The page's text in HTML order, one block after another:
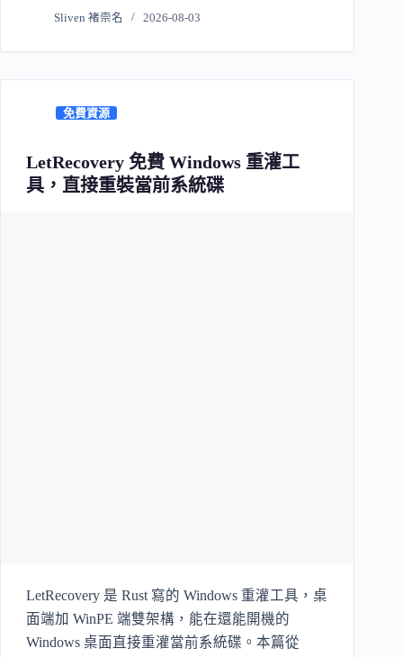
置、三種部署模式的差別、與 Claude Cowork 的
Sliven 褚崇名 2026-08-03
免費資源
LetRecovery 免費 Windows 重灌工
具，直接重裝當前系統碟
LetRecovery 是 Rust 寫的 Windows 重灌工具，桌
面端加 WinPE 端雙架構，能在還能開機的
Windows 桌面直接重灌當前系統碟。本篇從